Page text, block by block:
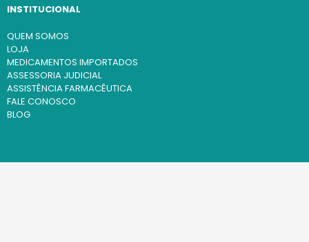
INSTITUCIONAL
QUEM SOMOS
LOJA
MEDICAMENTOS IMPORTADOS
ASSESSORIA JUDICIAL
ASSISTÊNCIA FARMACÊUTICA
FALE CONOSCO
BLOG